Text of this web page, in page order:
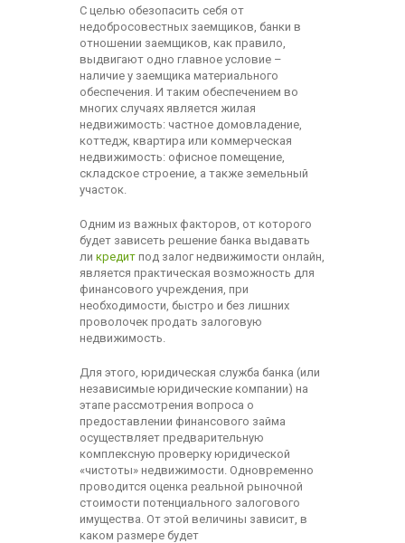
С целью обезопасить себя от
недобросовестных заемщиков, банки в
отношении заемщиков, как правило,
выдвигают одно главное условие –
наличие у заемщика материального
обеспечения. И таким обеспечением во
многих случаях является жилая
недвижимость: частное домовладение,
коттедж, квартира или коммерческая
недвижимость: офисное помещение,
складское строение, а также земельный
участок.
Одним из важных факторов, от которого
будет зависеть решение банка выдавать
ли кредитпод залог недвижимости онлайн,
является практическая возможность для
финансового учреждения, при
необходимости, быстро и без лишних
проволочек продать залоговую
недвижимость.
Для этого, юридическая служба банка (или
независимые юридические компании) на
этапе рассмотрения вопроса о
предоставлении финансового займа
осуществляет предварительную
комплексную проверку юридической
«чистоты» недвижимости. Одновременно
проводится оценка реальной рыночной
стоимости потенциального залогового
имущества. От этой величины зависит, в
каком размере будет